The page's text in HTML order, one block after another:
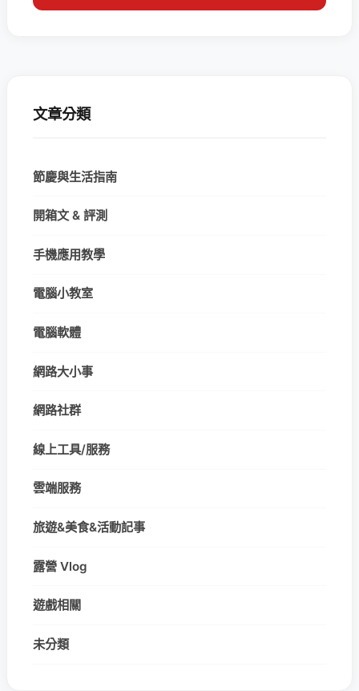
文章分類
節慶與生活指南
開箱文 & 評測
手機應用教學
電腦小教室
電腦軟體
網路大小事
網路社群
線上工具/服務
雲端服務
旅遊&美食&活動記事
露營 Vlog
遊戲相關
未分類